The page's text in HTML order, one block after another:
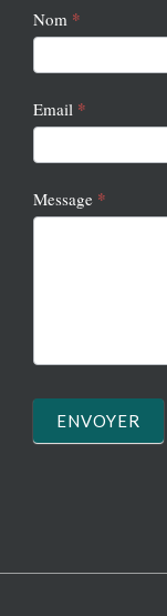
Newsletter
2
Nom *
Email *
Message *
ENVOYER